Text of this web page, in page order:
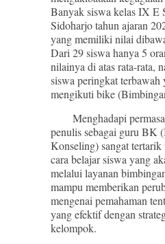
Banyak siswa kelas IX E
Sidoharjo tahun ajaran
yang memiliki nilai
Dari 29 siswa hanya 5
nilainya di atas rata-rata,
siswa peringkat
mengikuti bike
Menghadapi
penulis sebagai guru BK
Konseling) sangat
cara belajar siswa yang
melalui layanan
mampu memberikan
mengenai pemahaman
yang efektif dengan
kelompok.